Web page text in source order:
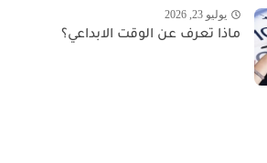
يوليو 23, 2026
ماذا تعرف عن الوقت الابداعي؟